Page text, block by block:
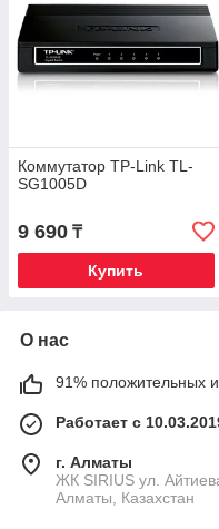
Коммутатор TP-Link TL-
SG1005D
9 690 ₸
Купить
О нас
91% положительных
Работает с
г. Алматы
​ЖК SIRIUS​ ул.
Алматы, Казахстан